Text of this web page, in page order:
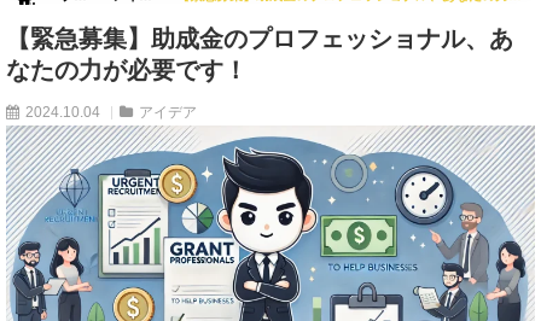
【緊急募集】助成金のプロフェッショナル、あ
なたの力が必要です！
2024.10.04 アイデア